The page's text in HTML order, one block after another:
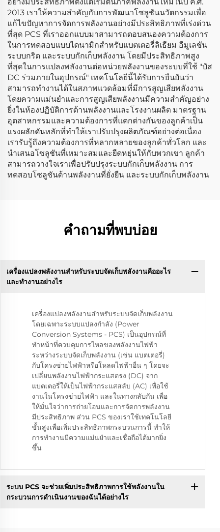
2013 เราให้ความสำคัญกับการพัฒนาโซลูชันนวัตกรรมเพื่อ
แก้ไขปัญหาการจัดการพลังงานอย่างมีประสิทธิภาพที่เร่งด่วน
ที่สุด PCS ที่เราออกแบบมาสามารถตอบสนองความต้องการ
ในการทดสอบแบบไดนามิกสำหรับแบตเตอรี่ลิเธียม อีมูเลชัน
ระบบกริด และระบบกักเก็บพลังงาน โดยมีประสิทธิภาพสูง
ที่สุดในการแปลงพลังงานต่อหน่วยพลังงานของระบบที่ใช้ "บัส
DC ร่วมภายในอุปกรณ์" เทคโนโลยีนี้ได้รับการยืนยันว่า
สามารถทำงานได้ในสภาพแวดล้อมที่มีการสูญเสียพลังงาน
โดยความแม่นยำและการสูญเสียพลังงานมีความสำคัญอย่าง
ยิ่งในห้องปฏิบัติการด้านพลังงานและโรงงานผลิต มาตรฐาน
อุตสาหกรรมและความต้องการที่แตกต่างกันของลูกค้าเป็น
แรงผลักดันหลักที่ทำให้เราปรับปรุงผลิตภัณฑ์อย่างต่อเนื่อง
เรารับรู้ถึงความต้องการที่หลากหลายของลูกค้าทั่วโลก และ
นำเสนอโซลูชันที่เหมาะสมและยืดหยุ่นให้กับพวกเขา ลูกค้า
สามารถวางใจเราเพื่อปรับปรุงระบบกักเก็บพลังงาน การ
ทดสอบโซลูชันด้านพลังงานที่ยั่งยืน และระบบกักเก็บพลังงาน
คำถามที่พบบ่อย
เครื่องแปลงพลังงานสำหรับระบบจัดเก็บพลังงานคืออะไร
และทำงานอย่างไร
เครื่องแปลงพลังงานสำหรับระบบจัดเก็บพลังงาน
โดยเฉพาะระบบแปลงกำลัง (Power
Conversion Systems - PCS) เป็นอุปกรณ์ที่
ทำหน้าที่ควบคุมการไหลของพลังงานไฟฟ้า
ระหว่างระบบจัดเก็บพลังงาน (เช่น แบตเตอรี่)
กับโครงข่ายไฟฟ้าหรือโหลดไฟฟ้าอื่น ๆ โดยจะ
เปลี่ยนพลังงานไฟฟ้ากระแสตรง (DC) จาก
แบตเตอรี่ให้เป็นไฟฟ้ากระแสสลับ (AC) เพื่อใช้
งานในโครงข่ายไฟฟ้า และในทางกลับกัน เพื่อ
ให้มั่นใจว่าการถ่ายโอนและการจัดการพลังงาน
มีประสิทธิภาพ ส่วน PCS ของเราใช้เทคโนโลยี
ขั้นสูงเพื่อเพิ่มประสิทธิภาพกระบวนการนี้ ทำให้
การทำงานมีความแม่นยำและเชื่อถือได้มากยิ่ง
ขึ้น
ระบบ PCS จะช่วยเพิ่มประสิทธิภาพการใช้พลังงานใน
กระบวนการดำเนินงานของฉันได้อย่างไร